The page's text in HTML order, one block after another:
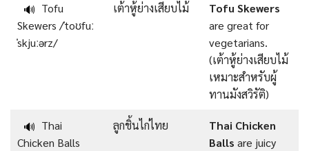
🔊 Tofu
Skewers /ˈtoʊfuː
ˈskjuːərz/
เต้าหู้ย่างเสียบไม้
Tofu Skewers
are great for
vegetarians.
(เต้าหู้ย่างเสียบไม้
เหมาะสำหรับผู้
ทานมังสวิรัติ)
🔊 Thai
Chicken Balls
ลูกชิ้นไก่ไทย
Thai Chicken
Balls are juicy